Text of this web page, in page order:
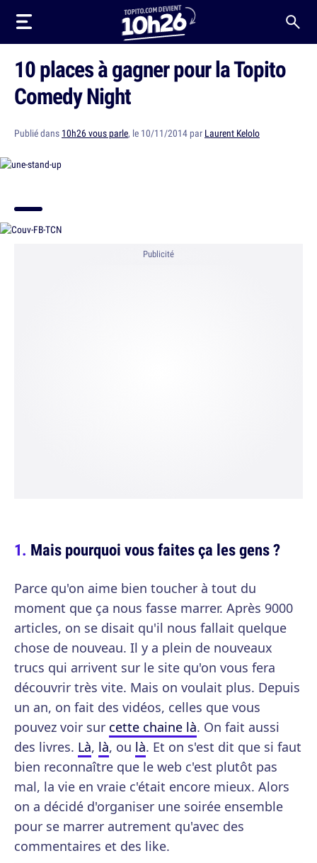
10 places à gagner pour la Topito
Comedy Night
Publié dans 10h26 vous parle, le 10/11/2014 par Laurent Kelolo
Publicité
Mais pourquoi vous faites ça les gens ?
Parce qu'on aime bien toucher à tout du
moment que ça nous fasse marrer. Après 9000
articles, on se disait qu'il nous fallait quelque
chose de nouveau. Il y a plein de nouveaux
trucs qui arrivent sur le site qu'on vous fera
découvrir très vite. Mais on voulait plus. Depuis
un an, on fait des vidéos, celles que vous
pouvez voir sur cette chaine là. On fait aussi
des livres. Là, là, ou là. Et on s'est dit que si faut
bien reconnaître que le web c'est plutôt pas
mal, la vie en vraie c'était encore mieux. Alors
on a décidé d'organiser une soirée ensemble
pour se marrer autrement qu'avec des
commentaires et des like.